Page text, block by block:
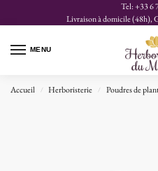
Tel: +33 6
Livraison à domicile (48h),
MENU
Accueil / Herboristerie / Poudres de